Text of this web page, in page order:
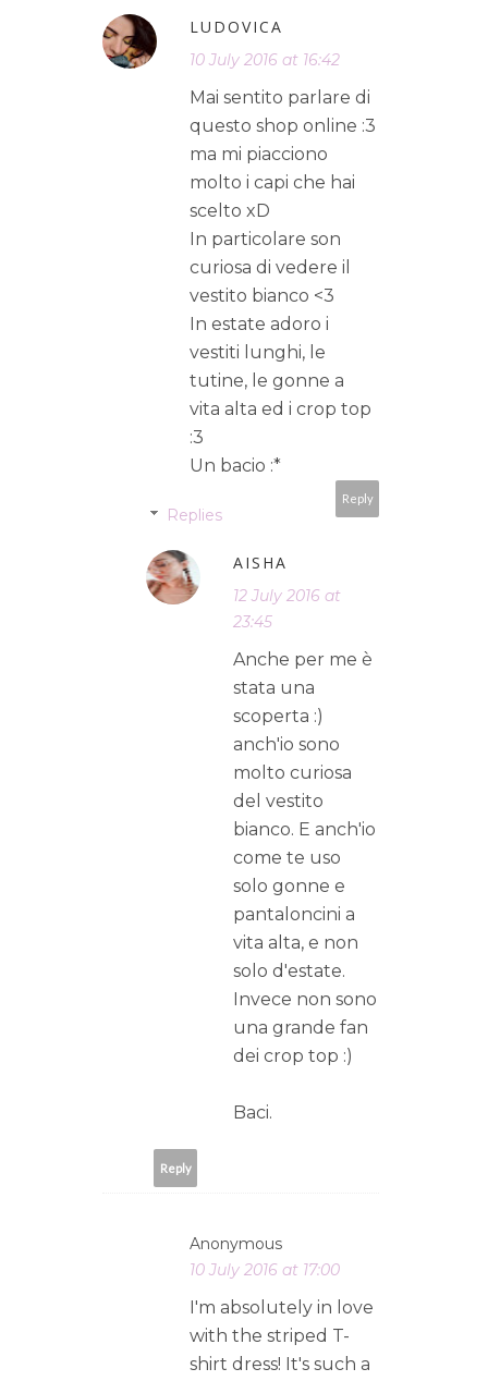
LUDOVICA
10 July 2016 at 16:42
Mai sentito parlare di
questo shop online :3
ma mi piacciono
molto i capi che hai
scelto xD
In particolare son
curiosa di vedere il
vestito bianco <3
In estate adoro i
vestiti lunghi, le
tutine, le gonne a
vita alta ed i crop top
:3
Un bacio :*
Reply
Replies
AISHA
12 July 2016 at
23:45
Anche per me è
stata una
scoperta :)
anch'io sono
molto curiosa
del vestito
bianco. E anch'io
come te uso
solo gonne e
pantaloncini a
vita alta, e non
solo d'estate.
Invece non sono
una grande fan
dei crop top :)
Baci.
Reply
Anonymous
10 July 2016 at 17:00
I'm absolutely in love
with the striped T-
shirt dress! It's such a